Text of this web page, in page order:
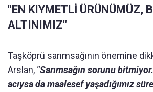
"EN KIYMETLİ ÜRÜNÜMÜZ,
ALTINIMIZ"
Taşköprü sarımsağının önemine
Arslan, "Sarımsağın sorunu
acıysa da maalesef yaşadığımız